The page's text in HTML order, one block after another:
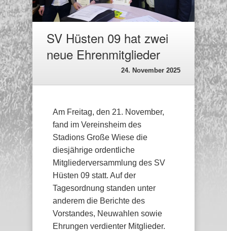
SV Hüsten 09 hat zwei
neue Ehrenmitglieder
24. November 2025
Am Freitag, den 21. November,
fand im Vereinsheim des
Stadions Große Wiese die
diesjährige ordentliche
Mitgliederversammlung des SV
Hüsten 09 statt. Auf der
Tagesordnung standen unter
anderem die Berichte des
Vorstandes, Neuwahlen sowie
Ehrungen verdienter Mitglieder.